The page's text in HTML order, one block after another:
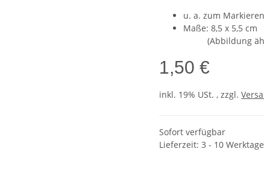
u. a. zum
Maße: 8,5 x 5,5 cm
(Abbildung
1,50 €
inkl. 19% USt. , zzgl.
Sofort verfügbar
Lieferzeit: 3 - 10 Werktage